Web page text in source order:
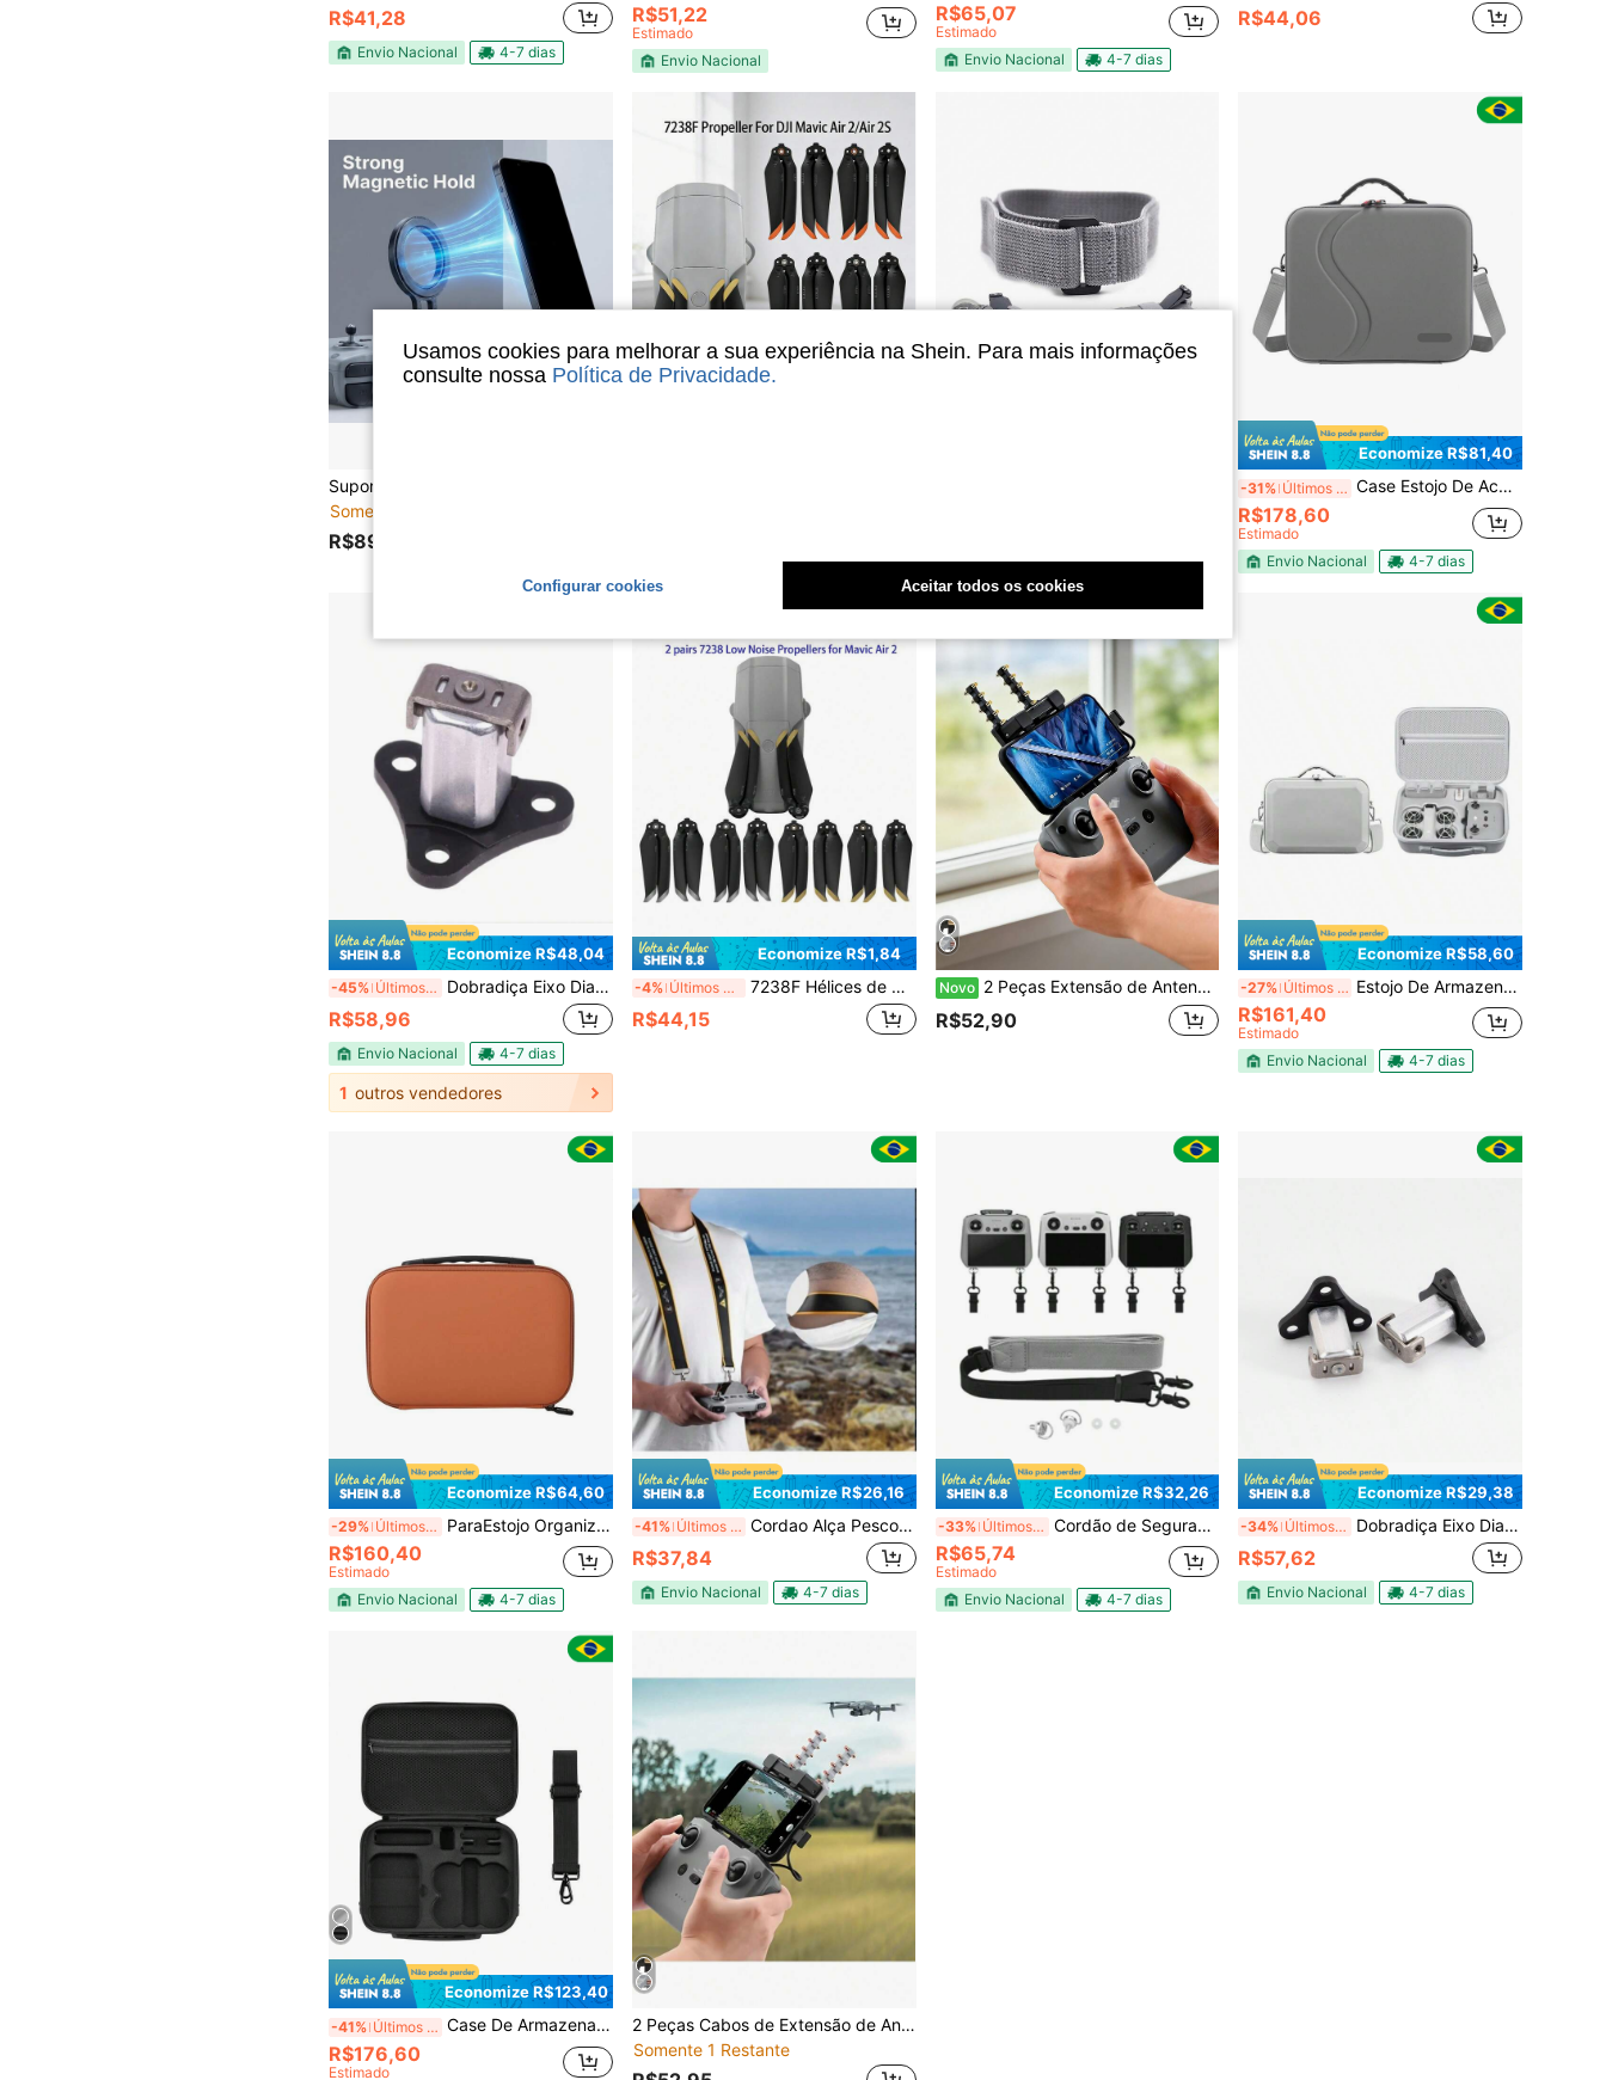
R$41,28
Envio Nacional 4-7 dias
R$51,22
Estimado
Envio Nacional
R$65,07
Estimado
Envio Nacional
4-7 dias
R$44,06
Somente 3 Restante
R$89,99
Economize R$81,40
-31% Últimos 3 dias Case Estojo De Acessório Para Drone Organizador
R$178,60
Estimado
Envio Nacional
4-7 dias
Economize R$48,04
-45% Últimos 3 dias Dobradiça Eixo Dianteiro Drone
R$58,96
Envio Nacional 4-7 dias
1 outros vendedores
Economize R$1,84
-4% Últimos 3 dias 7238F Hélices de Drone de Liberação Rápida com Baixo Ruído 4 Peças, Apenas para Mavic Air 2 / Air 2S, Lâminas Dobráveis de Substituição em TPU, Redução Moderada de Ruído, Evite Voo em Ventos Fortes para Prevenir Vibração, Peças de Reposição para Drone
R$44,15
Novo 2 Peças Extensão de Antena, Compatível com Mini 3/4 PRO, Mavic 3/AIR 3/NEO, Adaptador de Alcance Aprimorado, Estrutura de Resina ABS Durável, Sem Bateria Incluída
R$52,90
Economize R$58,60
-27% Últimos 3 dias Estojo De Armazenamento Transversal Portátil Para Armazenamento de drones
R$161,40
Estimado
Envio Nacional
4-7 dias
Economize R$64,60
-29% Últimos 3 dias ParaEstojo Organizador Bolsa Maleta Pra Drone ParaDji Neo Fly More
R$160,40
Estimado
Envio Nacional
4-7 dias
Economize R$26,16
-41% Últimos 3 dias Cordao Alça Pescoço P/ Controle
R$37,84
Envio Nacional 4-7 dias
Economize R$32,26
-33% Últimos 3 dias Cordão de Segurança Anti-perda para Drone
R$65,74
Estimado
Envio Nacional
4-7 dias
Economize R$29,38
-34% Últimos 3 dias Dobradiça Eixo Dianteiro Original Cinza
R$57,62
Envio Nacional 4-7 dias
Economize R$123,40
-41% Últimos 3 dias Case De Armazenamento Para Drone E Acessórios
R$176,60
Estimado
2 Peças Cabos de Extensão de Antena, Compatíveis com Mini 3/4 PRO, Mavic 3/AIR 3/NEO, Adaptador de Alcance de Sinal Aprimorado, Estrutura de Resina ABS, Bateria Não Incluída
Somente 1 Restante
Usamos cookies para melhorar a sua experiência na Shein. Para mais informações
consulte nossa Política de Privacidade.
Configurar cookies Aceitar todos os cookies